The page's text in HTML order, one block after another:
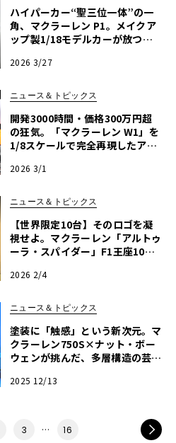
ハイパーカー“聖三位一体”の一
角、マクラーレン P1。メイクア
ップ製1/18モデルカーが放つ圧
カー俱楽部】
2026 3/27
ニュース＆トピックス
開発3000時間・価格300万円超
の狂気。「マクラーレン W1」を
1/8スケールで完全再現したアマ
2026 3/1
ニュース＆トピックス
【世界限定10台】そのロゴを凝
視せよ。マクラーレン「アルトゥ
ーラ・スパイダー」F1王座10冠
2026 2/4
ニュース＆トピックス
塗装に「触感」という新次元。マ
クラーレン750S×ナット・ボー
ウェンが挑んだ、多層構造の芸術
2025 12/13
3 … 16